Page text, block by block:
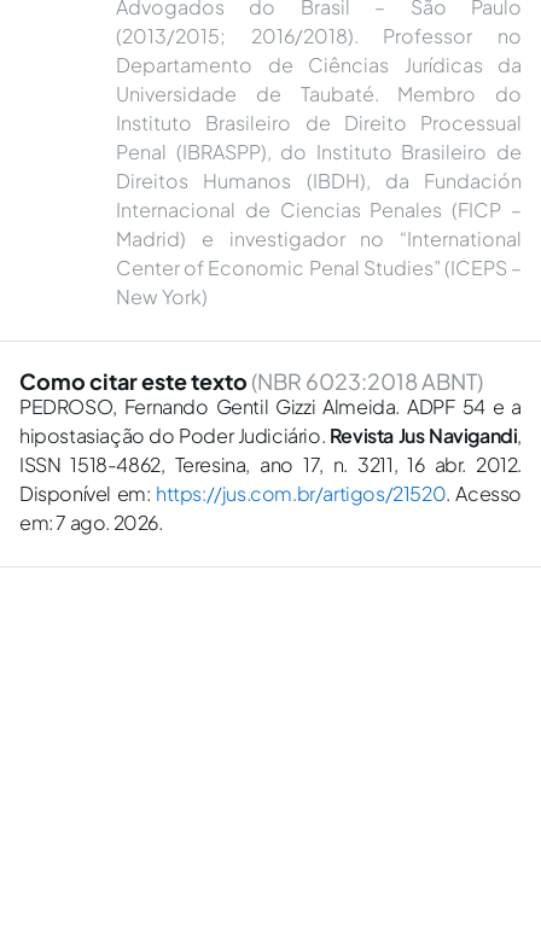
Advogados do Brasil – São Paulo
(2013/2015; 2016/2018). Professor no
Departamento de Ciências Jurídicas da
Universidade de Taubaté. Membro do
Instituto Brasileiro de Direito Processual
Penal (IBRASPP), do Instituto Brasileiro de
Direitos Humanos (IBDH), da Fundación
Internacional de Ciencias Penales (FICP –
Madrid) e investigador no “International
Center of Economic Penal Studies” (ICEPS –
New York)
Como citar este texto (NBR 6023:2018 ABNT)
PEDROSO, Fernando Gentil Gizzi Almeida. ADPF 54 e a
hipostasiação do Poder Judiciário. Revista Jus Navigandi,
ISSN 1518-4862, Teresina, ano 17, n. 3211, 16 abr. 2012.
Disponível em: https://jus.com.br/artigos/21520. Acesso
em: 7 ago. 2026.